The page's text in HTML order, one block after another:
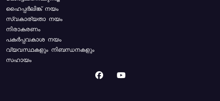
ഹൈപ്പർലിങ്ക് നയം
സ്വകാര്യതാ നയം
നിരാകരണം
പകർപ്പവകാശ നയം
വ്യവസ്ഥകളും നിബന്ധനകളും
സഹായം